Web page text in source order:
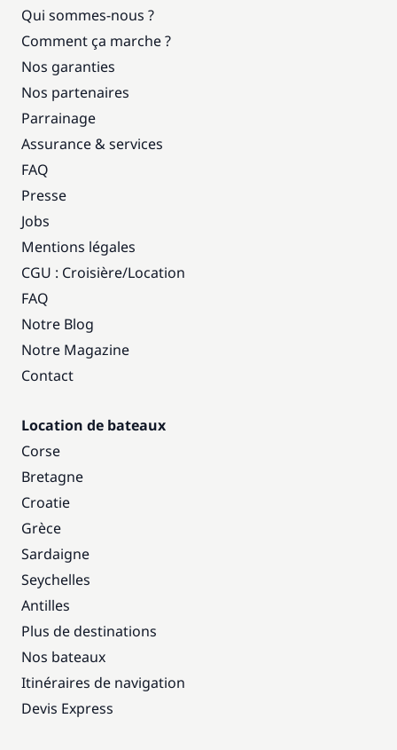
Qui sommes-nous ?
Comment ça marche ?
Nos garanties
Nos partenaires
Parrainage
Assurance & services
FAQ
Presse
Jobs
Mentions légales
CGU : Croisière/Location
FAQ
Notre Blog
Notre Magazine
Contact
Location de bateaux
Corse
Bretagne
Croatie
Grèce
Sardaigne
Seychelles
Antilles
Plus de destinations
Nos bateaux
Itinéraires de navigation
Devis Express